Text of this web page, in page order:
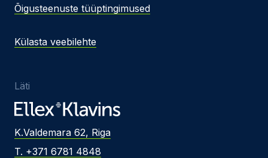
Õigusteenuste tüüptingimused
Külasta veebilehte
Läti
K.Valdemara 62, Riga
T. +371 6781 4848